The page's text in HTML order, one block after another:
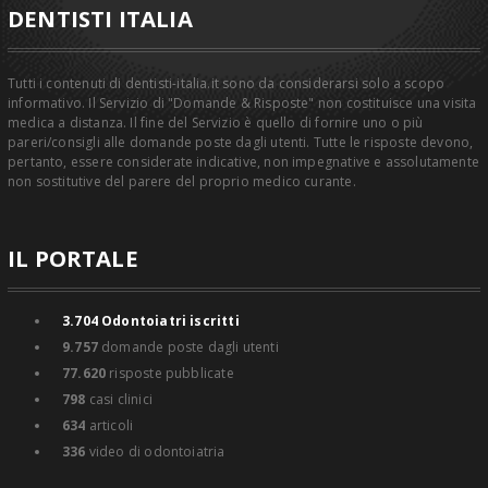
radiazioni.
E' possibile trattare i Pazienti con particolare "paura del dentista",
un odontoiatra sedazionista (master conseguito presso Università
di Padova)
Si eseguono esami istologici delle biopsie in collaborazione con
un vicino O.C. Lo studio rispetta la legge sull'abbattimento delle
barriere architettoniche ed è situato fronte strada, facilmente
DENTISTI ITALIA
Tutti i contenuti di dentisti-italia.it sono da considerarsi solo a scopo
informativo. Il Servizio di "Domande & Risposte" non costituisce una visita
medica a distanza. Il fine del Servizio è quello di fornire uno o più
pareri/consigli alle domande poste dagli utenti. Tutte le risposte devono,
pertanto, essere considerate indicative, non impegnative e assolutamente
non sostitutive del parere del proprio medico curante.
IL PORTALE
3.704Odontoiatri iscritti
9.757domande poste dagli utenti
77.620 risposte pubblicate
798 casi clinici
634 articoli
336 video di odontoiatria